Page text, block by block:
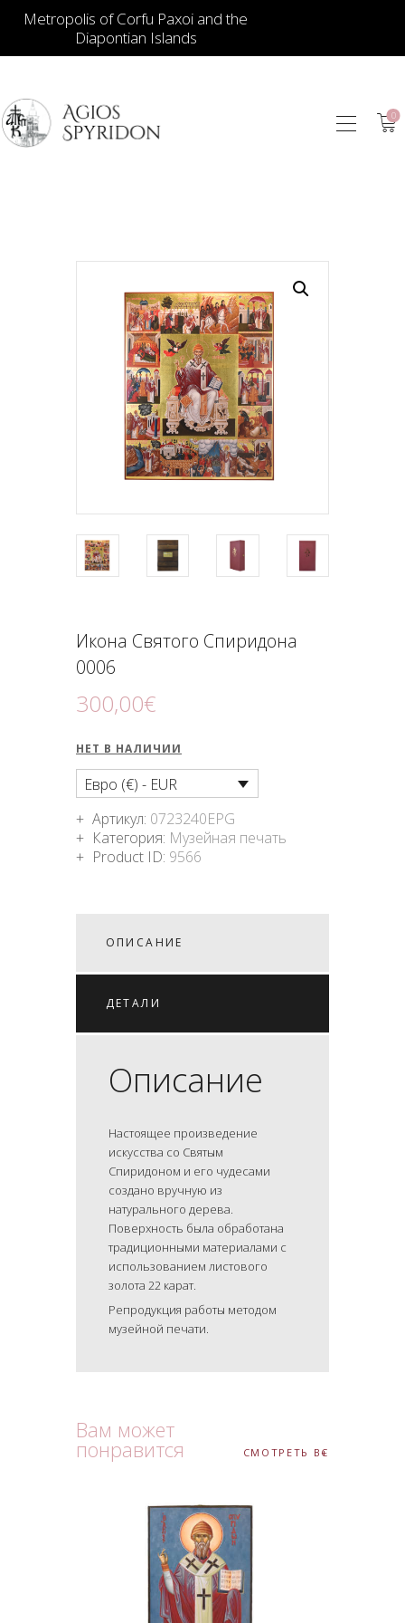
Metropolis of Corfu Paxoi and the
Diapontian Islands
0
ДЛЯ ЦЕРКВИ
ПРЕДМЕТЫ
СВЕЧИ
СУВЕНИРЫ ДЛЯ
ДОМА
ПОДНОШЕНИЯ
БЛОГ
Икона Святого Спиридона
0006
300,00€
НЕТ В НАЛИЧИИ
Евро (€) - EUR
Артикул: 0723240EPG
Категория: Музейная печать
Product ID: 9566
ОПИСАНИЕ
ДЕТАЛИ
Описание
Настоящее произведение
искусства со Святым
Спиридоном и его чудесами
создано вручную из
натурального дерева.
Поверхность была обработана
традиционными материалами с
использованием листового
золота 22 карат.
Репродукция работы методом
музейной печати.
Вам может
понравится СМОТРЕТЬ ВСЕ